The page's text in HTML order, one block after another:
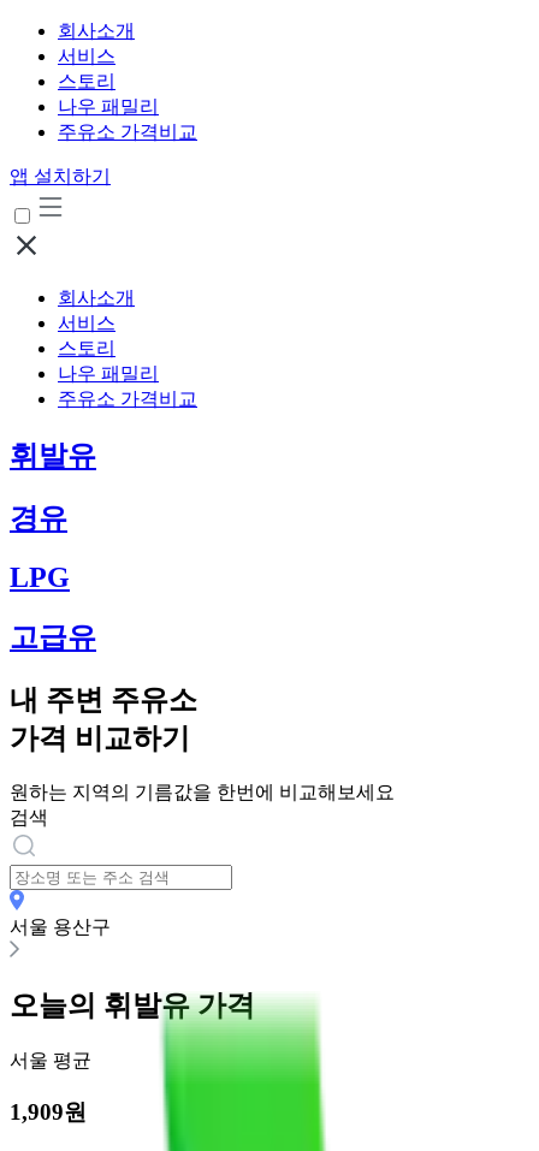
회사소개
서비스
스토리
나우 패밀리
주유소 가격비교
앱 설치하기
회사소개
서비스
스토리
나우 패밀리
주유소 가격비교
휘발유
경유
LPG
고급유
내 주변 주유소
가격 비교하기
원하는 지역의 기름값을 한번에 비교해보세요
검색
서울 용산구
오늘의 휘발유가격
서울 평균
1,909원